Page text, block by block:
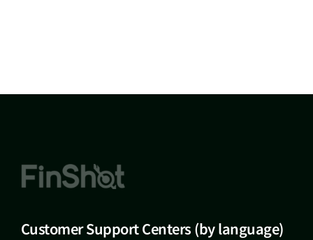
Customer Support Centers (by language)